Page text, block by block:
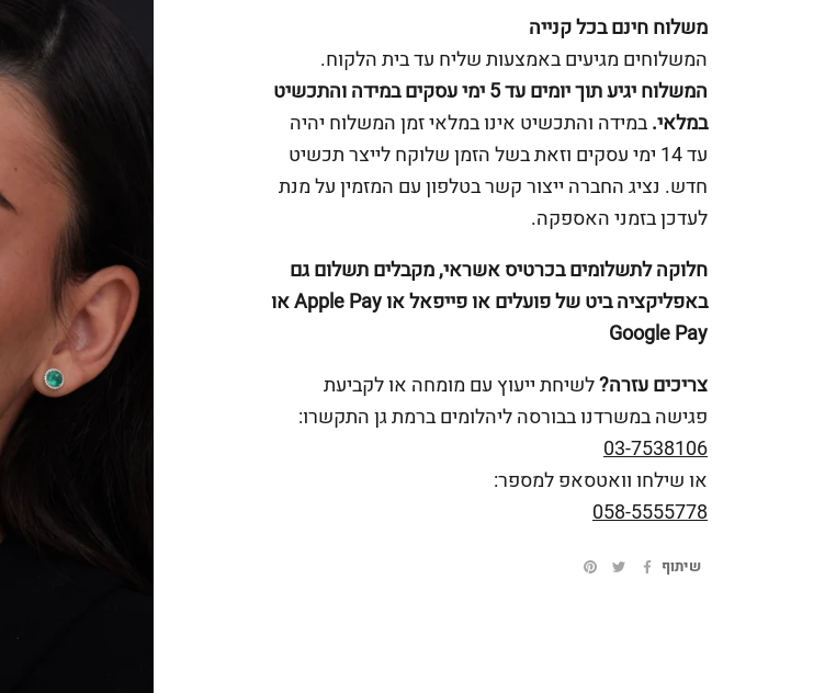
משלוח חינם בכל קנייה
המשלוחים מגיעים באמצעות שליח עד בית הלקוח.
המשלוח יגיע תוך יומים עד 5 ימי עסקים במידה והתכשיט
במלאי.במידה והתכשיט אינו במלאי זמן המשלוח יהיה
עד 14 ימי עסקים וזאת בשל הזמן שלוקח לייצר תכשיט
חדש. נציג החברה ייצור קשר בטלפון עם המזמין על מנת
לעדכן בזמני האספקה.
חלוקה לתשלומים בכרטיס אשראי, מקבלים תשלום גם
באפליקציה ביט של פועלים או פייפאל או Apple Pay או
Google Pay
צריכים עזרה?לשיחת ייעוץ עם מומחה או לקביעת
פגישה במשרדנו בבורסה ליהלומים ברמת גן התקשרו:
03-7538106
או שילחו וואטסאפ למספר:
058-5555778
שיתוף